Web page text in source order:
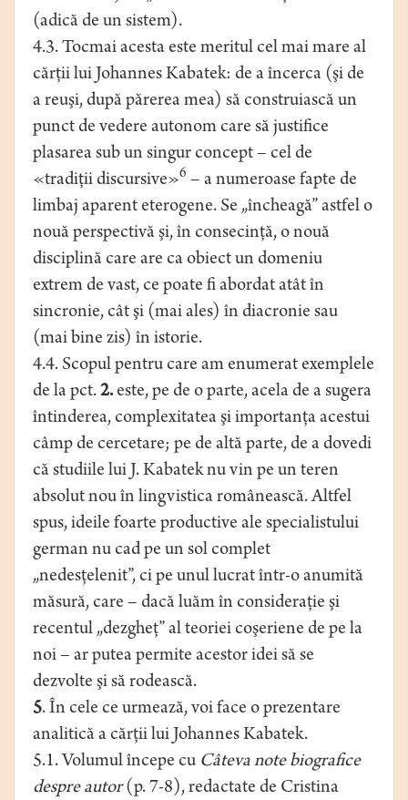
(adică de un sistem).
4.3. Tocmai acesta este meritul cel mai mare al
cărţii lui Johannes Kabatek: de a încerca (şi de
a reuşi, după părerea mea) să construiască un
punct de vedere autonom care să justifice
plasarea sub un singur concept – cel de
«tradiţii discursive»6 – a numeroase fapte de
limbaj aparent eterogene. Se „încheagă” astfel o
nouă perspectivă şi, în consecinţă, o nouă
disciplină care are ca obiect un domeniu
extrem de vast, ce poate fi abordat atât în
sincronie, cât şi (mai ales) în diacronie sau
(mai bine zis) în istorie.
4.4. Scopul pentru care am enumerat exemplele
de la pct.2. este, pe de o parte, acela de a sugera
întinderea, complexitatea şi importanţa acestui
câmp de cercetare; pe de altă parte, de a dovedi
că studiile lui J. Kabatek nu vin pe un teren
absolut nou în lingvistica românească. Altfel
spus, ideile foarte productive ale specialistului
german nu cad pe un sol complet
„nedesţelenit”, ci pe unul lucrat într-o anumită
măsură, care – dacă luăm în consideraţie şi
recentul „dezgheţ” al teoriei coşeriene de pe la
noi – ar putea permite acestor idei să se
dezvolte şi să rodească.
5. În cele ce urmează, voi face o prezentare
analitică a cărţii lui Johannes Kabatek.
5.1. Volumul începe cu Câteva note biografice
despre autor(p. 7-8), redactate de Cristina